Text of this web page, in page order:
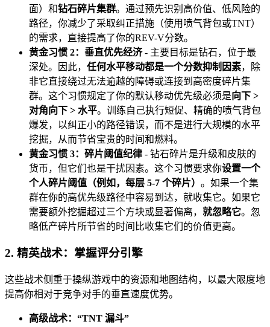
面）和钻石碎片集群。通过预先识别高价值、低风险的
路径，你减少了采取纠正措施（使用喷气背包或TNT）
的需求，直接提高了你的REV-V分数。
黄金习惯 2：垂直优先经济- 主要目标是钻石，位于最
深处。因此， 任何水平移动都是一个分数抑制因素，除
非它直接绕过无法逾越的障碍或连接到高密度碎片集
群。这个习惯规定了你的默认移动优先级必须是向下 >
对角向下 > 水平。训练自己执行短促、精确的喷气背包
爆发，以纠正小的路径错误，而不是进行大规模的水平
挖掘，从而节省宝贵的时间和燃料。
黄金习惯 3：碎片阈值纪律 - 钻石碎片是升级和皮肤的
货币，但它们也是干扰因素。这个习惯要求你设置一个
个人碎片阈值（例如，每层 5-7 个碎片） 。如果一个集
群在你的高优先级路径中容易到达，就收集它。如果它
需要额外挖掘超过三个方块或显著偏离， 就忽略它。忽
略低产碎片所节省的时间比收集它们的价值更高。
2. 精英战术：掌握评分引擎
这些战术侧重于操纵游戏中的资源和地图结构，以最大限度地
提高你相对于竞争对手的垂直速度优势。
高级战术：“TNT 漏斗”